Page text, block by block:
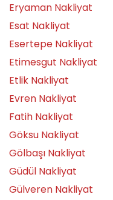
Eryaman Nakliyat
Esat Nakliyat
Esertepe Nakliyat
Etimesgut Nakliyat
Etlik Nakliyat
Evren Nakliyat
Fatih Nakliyat
Göksu Nakliyat
Gölbaşı Nakliyat
Güdül Nakliyat
Gülveren Nakliyat